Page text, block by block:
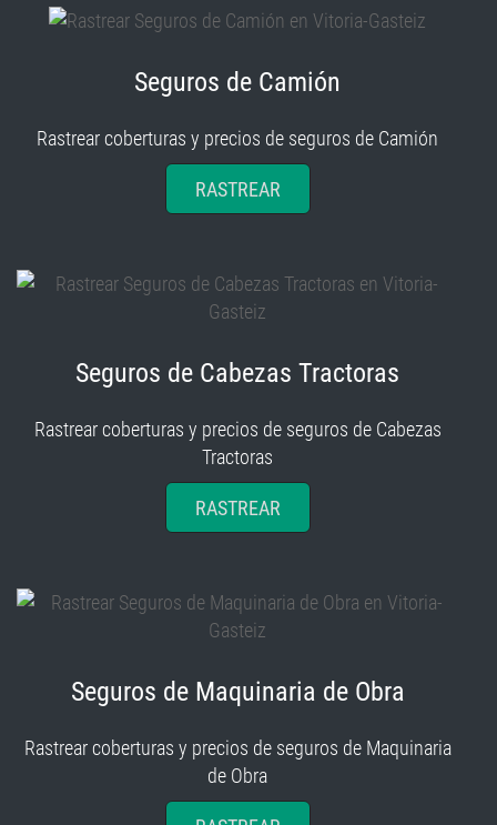
Seguros de Camión
Rastrear coberturas y precios de seguros de Camión
RASTREAR
Seguros de Cabezas Tractoras
Rastrear coberturas y precios de seguros de Cabezas
Tractoras
RASTREAR
Seguros de Maquinaria de Obra
Rastrear coberturas y precios de seguros de Maquinaria
de Obra